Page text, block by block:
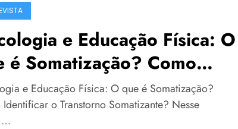
e Educação Física: O
é Somatização? Como
o Transtorno
e Educação Física: O que é Somatização?
o Transtorno Somatizante? Nesse